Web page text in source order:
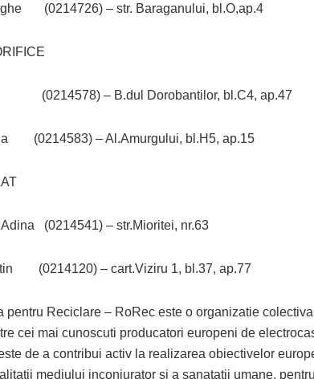
(0214726) – str. Baraganului, bl.O,ap.4
– B.dul Dorobantilor, bl.C4, ap.47
(0214583) – Al.Amurgului, bl.H5, ap.15
(0214541) – str.Mioritei, nr.63
(0214120) – cart.Viziru 1, bl.37, ap.77
pentru Reciclare – RoRec este o organizatie
cei mai cunoscuti producatori europeni de
de a contribui activ la realizarea obiectivelor
mediului inconjurator si a sanatatii umane,